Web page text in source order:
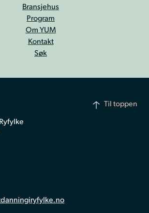
Bransjehus
Program
Om YUM
Kontakt
Søk
Til toppen